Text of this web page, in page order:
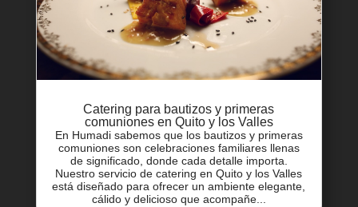
Catering para bautizos y primeras
comuniones en Quito y los Valles
En Humadi sabemos que los bautizos y primeras
comuniones son celebraciones familiares llenas
de significado, donde cada detalle importa.
Nuestro servicio de catering en Quito y los Valles
está diseñado para ofrecer un ambiente elegante,
cálido y delicioso que acompañe...